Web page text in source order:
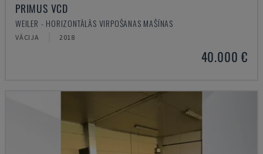
PRIMUS VCD
WEILER - HORIZONTĀLĀS VIRPOŠANAS MAŠĪNAS
VĀCIJA 2018
40.000 €